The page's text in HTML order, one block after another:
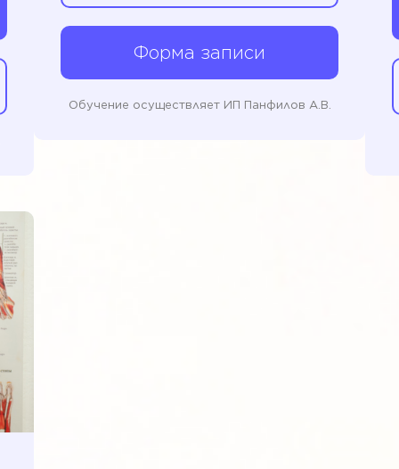
Форма записи
Обучение осуществляет ИП Панфилов А.В.